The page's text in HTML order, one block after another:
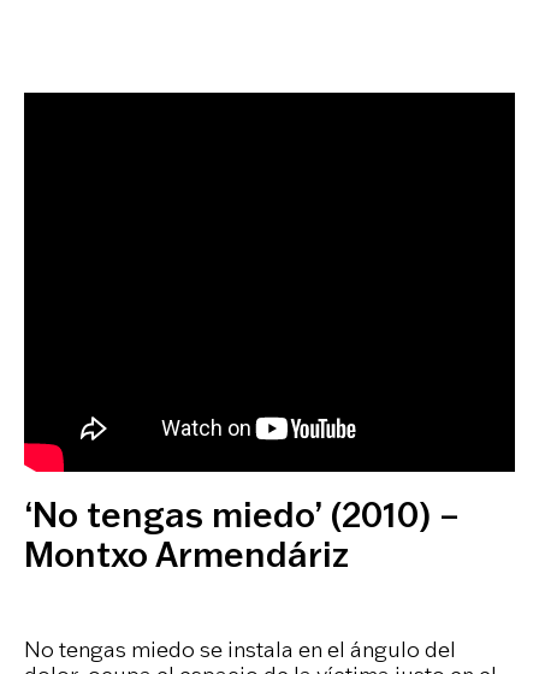
‘No tengas miedo’ (2010) –
Montxo Armendáriz
No tengas miedo se instala en el ángulo del